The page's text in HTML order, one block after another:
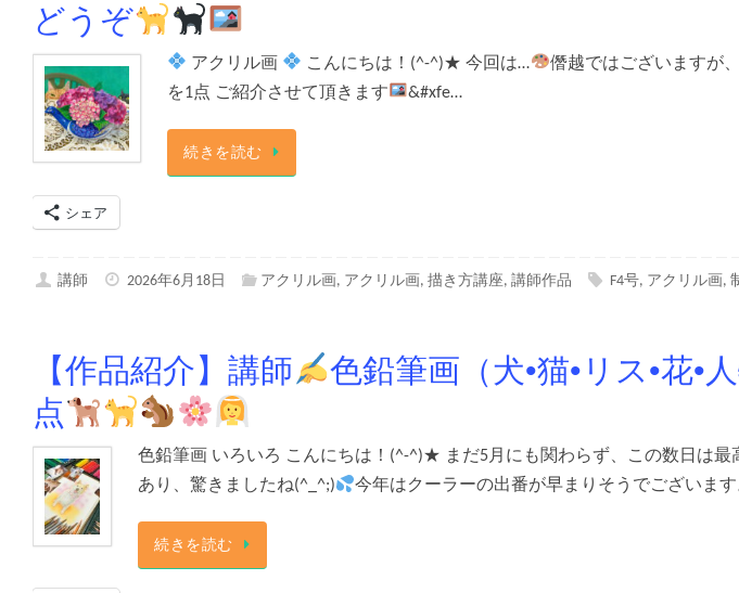
どうぞ
アクリル画 こんにちは！(^-^)★ 今回は…
僭越ではございますが
を1点 ご紹介させて頂きます
&#xfe…
続きを読む
シェア
講師 2026年6月18日 アクリル画, アクリル画, 描き方講座, 講師作品 F4号, アクリル画,
【作品紹介】講師
色鉛筆画（犬•猫•リス•花•
点
色鉛筆画 いろいろ こんにちは！(^-^)★ まだ5月にも関わらず、この数日は
あり、驚きましたね(^_^;)
今年はクーラーの出番が早まりそうでございま
続きを読む